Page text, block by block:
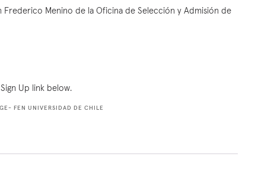
Frederico Menino de la Oficina de Selección y Admisión de
Up link below.
FEN UNIVERSIDAD DE CHILE